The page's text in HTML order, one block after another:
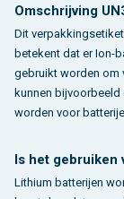
Omschrijving
Dit
betekent dat er Ion-
gebruikt worden om
kunnen
worden voor
Is het gebruiken
Lithium batterijen